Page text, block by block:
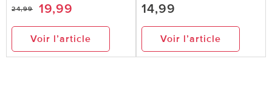
24,99 19,99
Voir l’article
14,99
Voir l’article